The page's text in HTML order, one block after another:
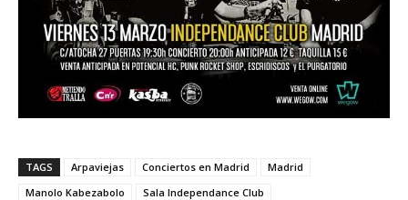
TAGS Arpaviejas Conciertos en Madrid
Madrid
Manolo Kabezabolo
Sala Independance Club